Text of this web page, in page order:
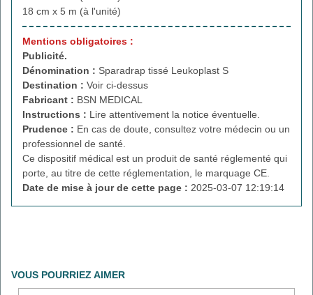
18 cm x 5 m (à l'unité)
Mentions obligatoires :
Publicité.
Dénomination : Sparadrap tissé Leukoplast S
Destination : Voir ci-dessus
Fabricant : BSN MEDICAL
Instructions : Lire attentivement la notice éventuelle.
Prudence : En cas de doute, consultez votre médecin ou un
professionnel de santé.
Ce dispositif médical est un produit de santé réglementé qui
porte, au titre de cette réglementation, le marquage CE.
Date de mise à jour de cette page : 2025-03-07 12:19:14
VOUS POURRIEZ AIMER